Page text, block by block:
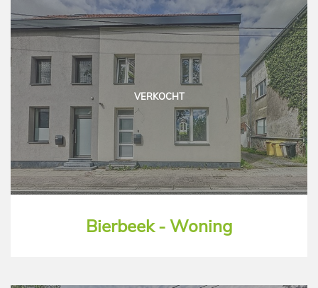
VERKOCHT
Bierbeek - Woning